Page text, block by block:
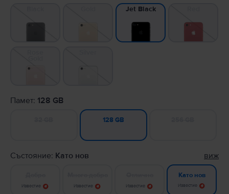
Jet Black
Памет: 128 GB
128 GB
Състояние: Като нов виж
Известие Известие Известие
Като нов
Известие